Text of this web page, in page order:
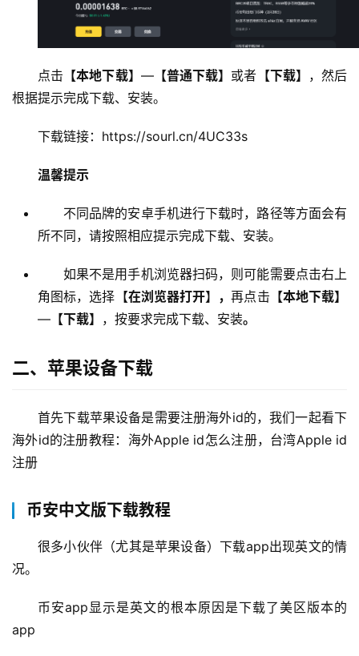
点击 【本地下载】 —【普通下载】 或者 【下载】 ，然后
根据提示完成下载、安装。
下载链接：https://sourl.cn/4UC33s
温馨提示
不同品牌的安卓手机进行下载时，路径等方面会有
所不同，请按照相应提示完成下载、安装。
如果不是用手机浏览器扫码，则可能需要点击右上
角图标，选择【在浏览器打开】 ，再点击 【本地下载】
— 【下载】 ，按要求完成下载、安装。
二、苹果设备下载
首先下载苹果设备是需要注册海外id的，我们一起看下
海外id的注册教程：海外Apple id怎么注册，台湾Apple id
注册
币安中文版下载教程
很多小伙伴（尤其是苹果设备）下载app出现英文的情
况。
币安app显示是英文的根本原因是下载了美区版本的
app